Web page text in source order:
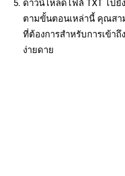
ดาวน์โหลดไฟล์ TXT ไป
ตามขั้นตอนเหล่านี้ คุณสา
ที่ต้องการสำหรับการเข้า
ง่ายดาย